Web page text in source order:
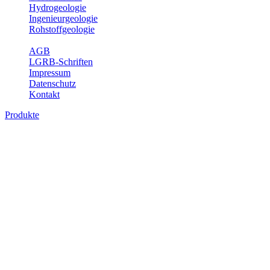
Hydrogeologie
Ingenieurgeologie
Rohstoffgeologie
AGB
LGRB-Schriften
Impressum
Datenschutz
Kontakt
Produkte